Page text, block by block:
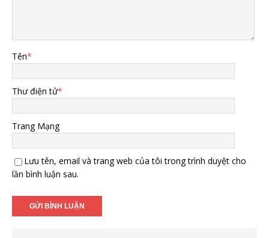
Tên*
Thư điện tử*
Trang Mạng
Lưu tên, email và trang web của tôi trong trình duyệt cho
lần bình luận sau.